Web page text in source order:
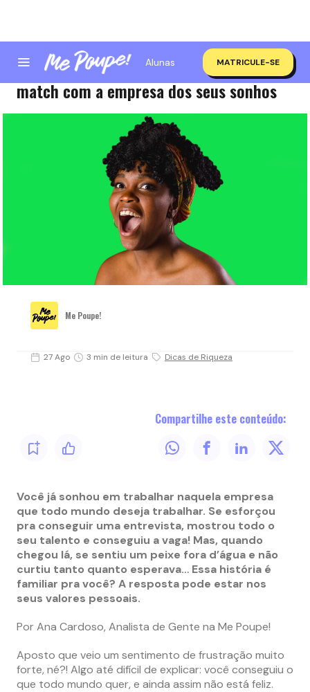
Alunas MATRICULE-SE
Descubra seus valores pessoais e dê
match com a empresa dos seus sonhos
Me Poupe!
27 Ago 3 min de leitura Dicas de Riqueza
Compartilhe este conteúdo:
Você já sonhou em trabalhar naquela empresa
que todo mundo deseja trabalhar. Se esforçou
pra conseguir uma entrevista, mostrou todo o
seu talento e conseguiu a vaga! Mas, quando
chegou lá, se sentiu um peixe fora d’água e não
curtiu tanto quanto esperava… Essa história é
familiar pra você? A resposta pode estar nos
seus valores pessoais.
Por Ana Cardoso, Analista de Gente na Me Poupe!
Aposto que veio um sentimento de frustração muito
forte, né?! Algo até difícil de explicar: você conseguiu o
que todo mundo quer, e ainda assim não está feliz.